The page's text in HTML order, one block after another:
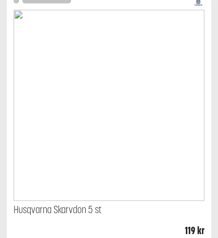
Husqvarna Skarvdon 5 st
119kr